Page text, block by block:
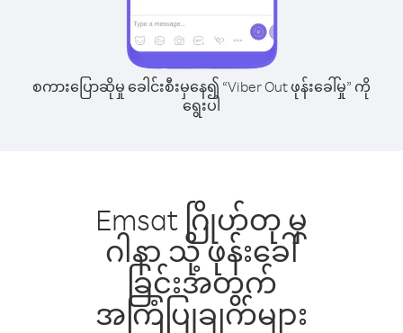
စကားပြောဆိုမှု ခေါင်းစီးမှနေ၍ “Viber Out ဖုန်းခေါ်မှု” ကို
ရွေးပါ
Emsat ဂြိုဟ်တု မှ
ဂါနာ သို့ ဖုန်းခေါ်
ခြင်းအတွက်
အကြံပြုချက်များ